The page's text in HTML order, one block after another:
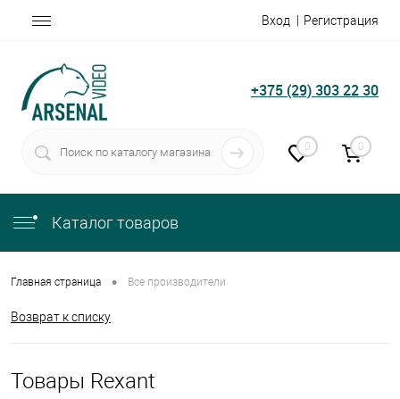
Вход Регистрация
+375 (29) 303 22 30
0 0
Каталог товаров
Главная страница • Все производители
Возврат к списку
Товары Rexant